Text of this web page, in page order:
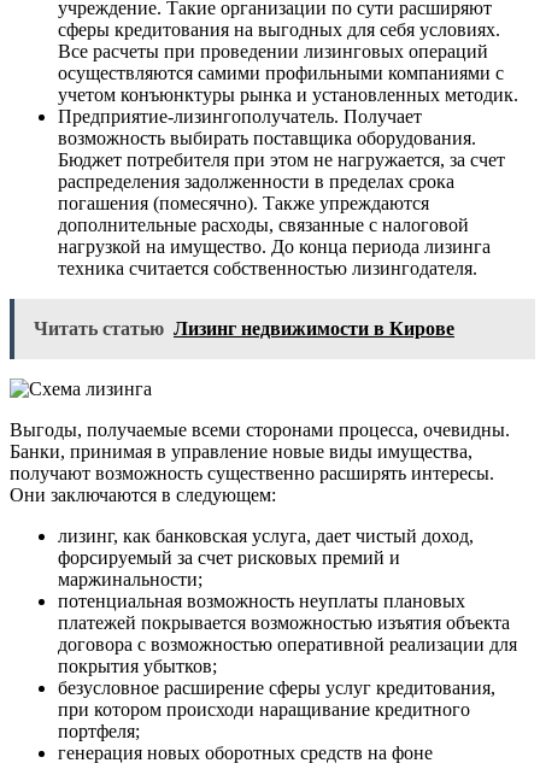
учреждение. Такие организации по сути расширяют
сферы кредитования на выгодных для себя условиях.
Все расчеты при проведении лизинговых операций
осуществляются самими профильными компаниями с
учетом конъюнктуры рынка и установленных методик.
Предприятие-лизингополучатель. Получает
возможность выбирать поставщика оборудования.
Бюджет потребителя при этом не нагружается, за счет
распределения задолженности в пределах срока
погашения (помесячно). Также упреждаются
дополнительные расходы, связанные с налоговой
нагрузкой на имущество. До конца периода лизинга
техника считается собственностью лизингодателя.
Читать статью Лизинг недвижимости в Кирове
Выгоды, получаемые всеми сторонами процесса, очевидны.
Банки, принимая в управление новые виды имущества,
получают возможность существенно расширять интересы.
Они заключаются в следующем:
лизинг, как банковская услуга, дает чистый доход,
форсируемый за счет рисковых премий и
маржинальности;
потенциальная возможность неуплаты плановых
платежей покрывается возможностью изъятия объекта
договора с возможностью оперативной реализации для
покрытия убытков;
безусловное расширение сферы услуг кредитования,
при котором происходи наращивание кредитного
портфеля;
генерация новых оборотных средств на фоне